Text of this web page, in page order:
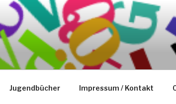
Jugendbücher Impressum / Kontakt